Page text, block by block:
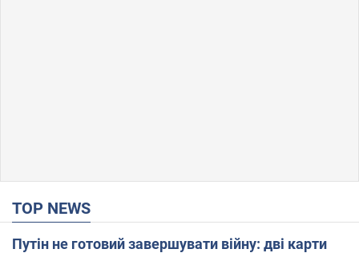
TOP NEWS
Путін не готовий завершувати війну: дві карти